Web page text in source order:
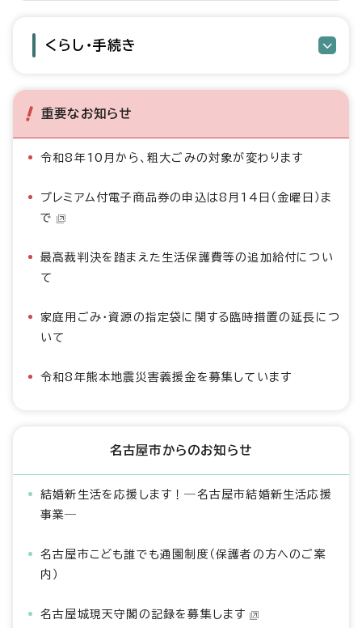
くらし・手続き
重要なお知らせ
令和8年10月から、粗大ごみの対象が変わります
プレミアム付電子商品券の申込は8月14日（金曜日）ま
で
最高裁判決を踏まえた生活保護費等の追加給付につい
て
家庭用ごみ・資源の指定袋に関する臨時措置の延長につ
いて
令和8年熊本地震災害義援金を募集しています
名古屋市からのお知らせ
結婚新生活を応援します！―名古屋市結婚新生活応援
事業―
名古屋市こども誰でも通園制度（保護者の方へのご案
内）
名古屋城現天守閣の記録を募集します